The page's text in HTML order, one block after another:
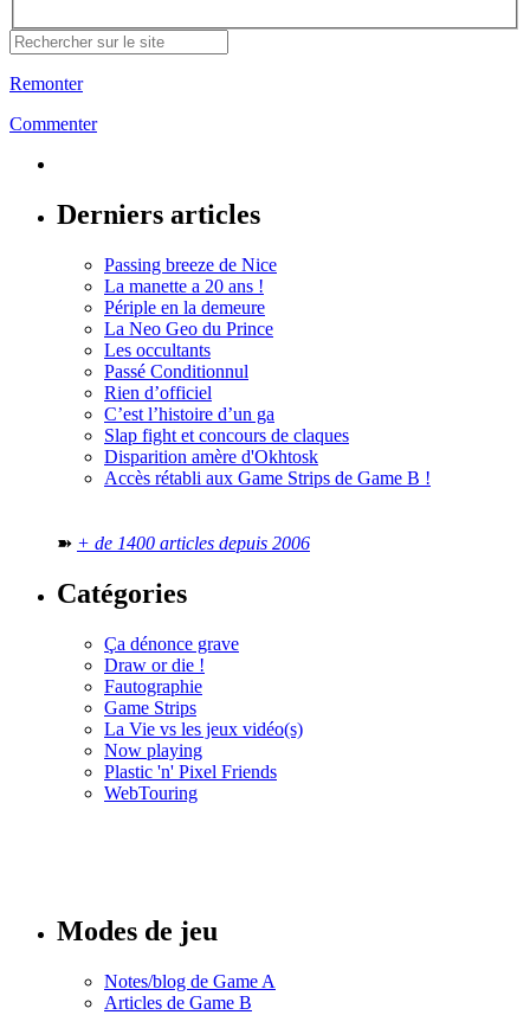
Remonter
Commenter
Derniers articles
Passing breeze de Nice
La manette a 20 ans !
Périple en la demeure
La Neo Geo du Prince
Les occultants
Passé Conditionnul
Rien d’officiel
C’est l’histoire d’un ga
Slap fight et concours de claques
Disparition amère d'Okhtosk
Accès rétabli aux Game Strips de Game B !
➽ + de 1400 articles depuis 2006
Catégories
Ça dénonce grave
Draw or die !
Fautographie
Game Strips
La Vie vs les jeux vidéo(s)
Now playing
Plastic 'n' Pixel Friends
WebTouring
Modes de jeu
Notes/blog de Game A
Articles de Game B